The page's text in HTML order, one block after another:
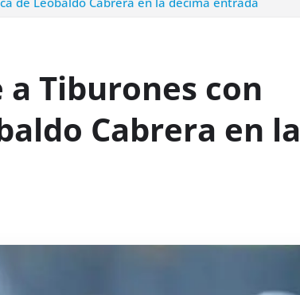
Tiburones con
Cabrera en la